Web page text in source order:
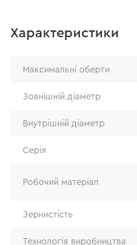
дозволяє
робочої площі;
швидкість
збільшені отвори
відведення пилу;
вібрації і
Характеристики
Максимальні оберти
Зовнішній діаметр
Внутрішній діаметр
Серія
Робочий матеріал
Зернистість
Технологія виробництва